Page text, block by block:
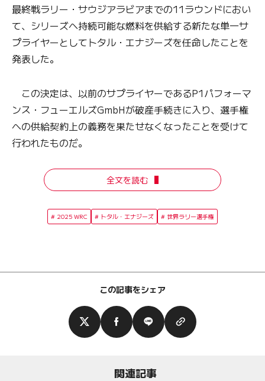
最終戦ラリー・サウジアラビアまでの11ラウンドにおい
て、シリーズへ持続可能な燃料を供給する新たな単一サ
プライヤーとしてトタル・エナジーズを任命したことを
発表した。
この決定は、以前のサプライヤーであるP1パフォーマ
ンス・フューエルズGmbHが破産手続きに入り、選手権
への供給契約上の義務を果たせなくなったことを受けて
行われたものだ。
全文を読む
2025 WRC トタル・エナジーズ 世界ラリー選手権
この記事をシェア
関連記事